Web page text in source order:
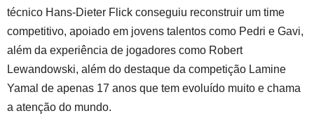
técnico Hans-Dieter Flick conseguiu reconstruir um time
competitivo, apoiado em jovens talentos como Pedri e Gavi,
além da experiência de jogadores como Robert
Lewandowski, além do destaque da competição Lamine
Yamal de apenas 17 anos que tem evoluído muito e chama
a atenção do mundo.